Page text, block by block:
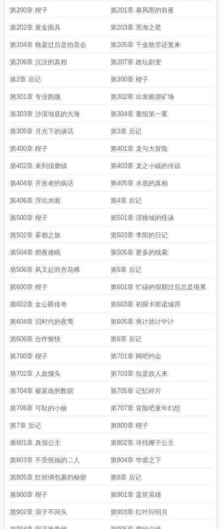
第200章 楔子 第201章 暴风雨的前夜
第202章 黄金面具 第203章 黑海之星
第204章 晚宴过后是拍卖会 第205章 千金散尽还复来
第206章 沉没的真相 第207章 政坛剧变
第2章 后记 第300章 楔子
第301章 专业跑腿 第302章 出发能源矿场
第303章 沙漠地底的大海 第304章 重组第一案
第305章 月光下的谈话 第3章 后记
第400章 楔子 第401章 龙与大冒险
第402章 来到须磨镇 第403章 龙之小镇的传说
第404章 开发者的疯话 第405章 水底的真相
第406章 浮出水面 第4章 后记
第500章 楔子 第501章 浮格城的怪谈
第502章 雾都之旅 第503章 李阳的日记
第504章 彻夜难眠 第505章 更多的线索
第506章 风又起而杏花稀 第5章 后记
第600章 楔子 第601章 忙碌的假期过后总是很累
第602章 女公爵传奇 第603章 初探卡斯诺城邦
第604章 旧时代的夜莺 第605章 将计就计中计
第606章 合作愉快 第6章 后记
第700章 楔子 第701章 网吧约会
第702章 人血馒头 第703章 似是故人来
第704章 被篡改的数据 第705章 记忆碎片
第706章 可耻的小偷 第707章 冒险吧童年幻想
第7章 后记 第800章 楔子
第801章 真假公主 第802章 寻找椰子公主
第803章 不受祝福的二人 第804章 华裘之下
第805章 红丝绸包裹的秘密 第8章 后记
第900章 楔子 第901章 盖世英雄
第902章 浪子不回头 第903章 红叶问明月